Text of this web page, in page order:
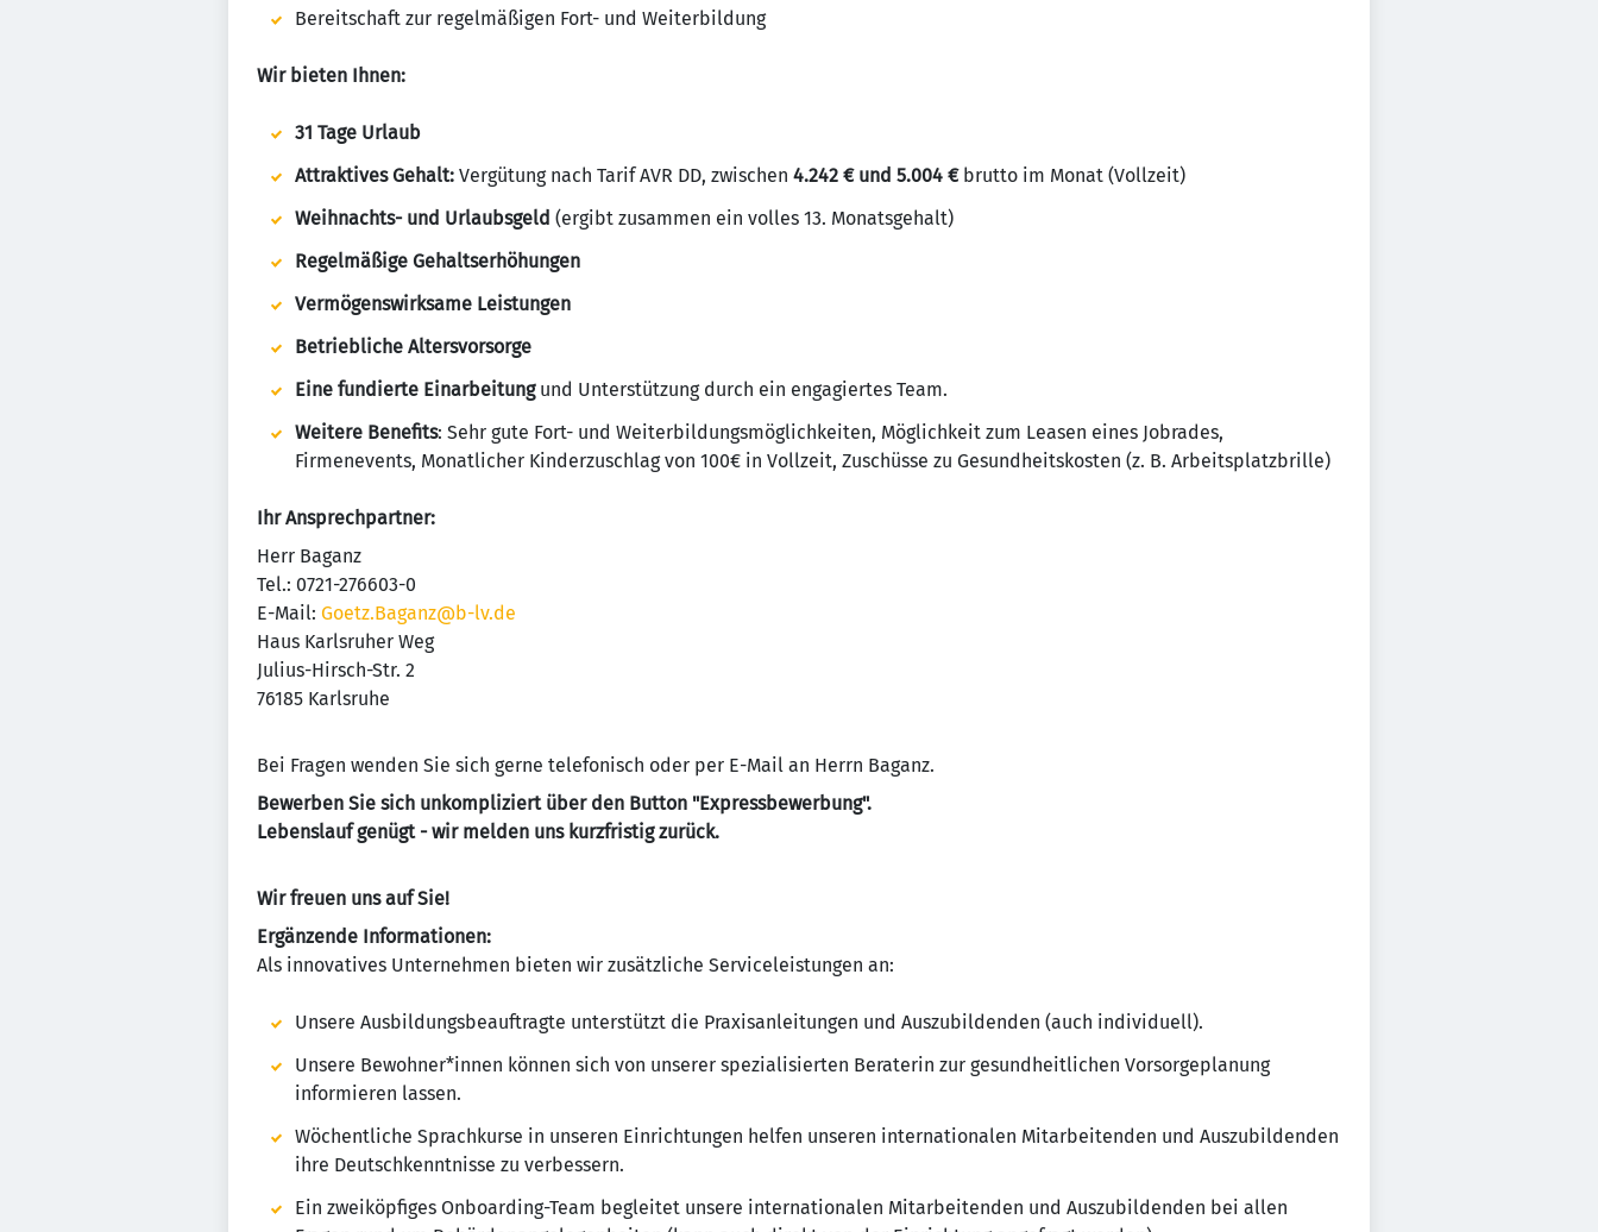
Bereitschaft zur regelmäßigen Fort- und Weiterbildung
Wir bieten Ihnen:
31 Tage Urlaub
Attraktives Gehalt: Vergütung nach Tarif AVR DD, zwischen 4.242 € und 5.004 €brutto im Monat (Vollzeit)
Weihnachts- und Urlaubsgeld (ergibt zusammen ein volles 13. Monatsgehalt)
Regelmäßige Gehaltserhöhungen
Vermögenswirksame Leistungen
Betriebliche Altersvorsorge
Eine fundierte Einarbeitungund Unterstützung durch ein engagiertes Team.
Weitere Benefits: Sehr gute Fort- und Weiterbildungsmöglichkeiten, Möglichkeit zum Leasen eines Jobrades,
Firmenevents, Monatlicher Kinderzuschlag von 100€ in Vollzeit, Zuschüsse zu Gesundheitskosten (z. B. Arbeitsplatzbrille)
Ihr Ansprechpartner:
Herr Baganz
Tel.: 0721-276603-0
E-Mail: Goetz.Baganz@b-lv.de
Haus Karlsruher Weg
Julius-Hirsch-Str. 2
76185 Karlsruhe
Bei Fragen wenden Sie sich gerne telefonisch oder per E-Mail an Herrn Baganz.
Bewerben Sie sich unkompliziert über den Button "Expressbewerbung".
Lebenslauf genügt - wir melden uns kurzfristig zurück.
Wir freuen uns auf Sie!
Ergänzende Informationen:
Als innovatives Unternehmen bieten wir zusätzliche Serviceleistungen an:
Unsere Ausbildungsbeauftragte unterstützt die Praxisanleitungen und Auszubildenden (auch individuell).
Unsere Bewohner*innen können sich von unserer spezialisierten Beraterin zur gesundheitlichen Vorsorgeplanung
informieren lassen.
Wöchentliche Sprachkurse in unseren Einrichtungen helfen unseren internationalen Mitarbeitenden und Auszubildenden
ihre Deutschkenntnisse zu verbessern.
Ein zweiköpfiges Onboarding-Team begleitet unsere internationalen Mitarbeitenden und Auszubildenden bei allen